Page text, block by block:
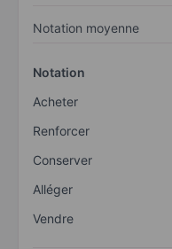
Notation moyenne
Notation
Acheter
Renforcer
Conserver
Alléger
Vendre